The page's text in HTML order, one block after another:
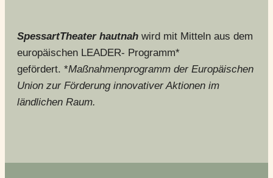
SpessartTheater hautnah wird mit Mitteln aus dem
europäischen LEADER- Programm*
gefördert. *Maßnahmenprogramm der Europäischen
Union zur Förderung innovativer Aktionen im
ländlichen Raum.